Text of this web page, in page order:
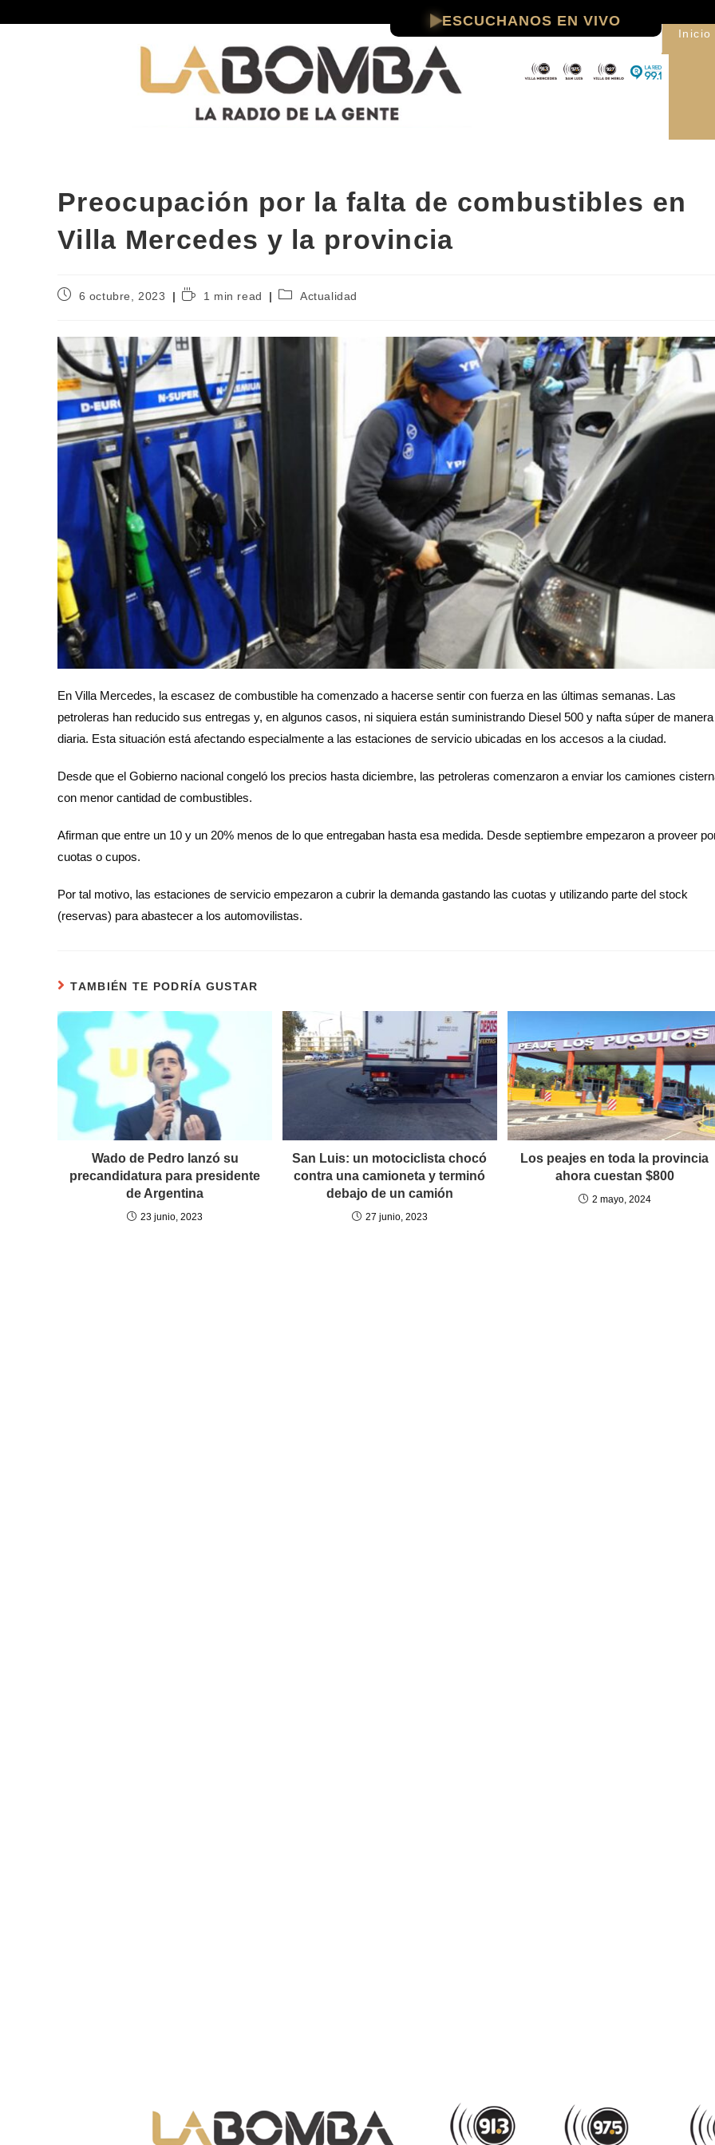
ESCUCHANOS EN VIVO
Inicio
Preocupación por la falta de combustibles en
Villa Mercedes y la provincia
6 octubre, 2023 1 min read Actualidad
En Villa Mercedes, la escasez de combustible ha comenzado a hacerse sentir con fuerza en las últimas semanas. Las
petroleras han reducido sus entregas y, en algunos casos, ni siquiera están suministrando Diesel 500 y nafta súper de manera
diaria. Esta situación está afectando especialmente a las estaciones de servicio ubicadas en los accesos a la ciudad.
Desde que el Gobierno nacional congeló los precios hasta diciembre, las petroleras comenzaron a enviar los camiones
con menor cantidad de combustibles.
Afirman que entre un 10 y un 20% menos de lo que entregaban hasta esa medida. Desde septiembre empezaron a proveer
cuotas o cupos.
Por tal motivo, las estaciones de servicio empezaron a cubrir la demanda gastando las cuotas y utilizando parte del stock
(reservas) para abastecer a los automovilistas.
TAMBIÉN TE PODRÍA GUSTAR
Wado de Pedro lanzó su
precandidatura para presidente
de Argentina
23 junio, 2023
San Luis: un motociclista chocó
contra una camioneta y terminó
debajo de un camión
27 junio, 2023
Los peajes en toda la provincia
ahora cuestan $800
2 mayo, 2024